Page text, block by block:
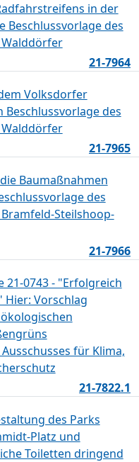
in der
Beschlussvorlage des
Walddörfer
21-7964
Volksdorfer
des
Walddörfer
21-7965
Baumaßnahmen
des
Steilshoop-
21-7966
21-0743 - "Erfolgreich
Hier: Vorschlag
für Klima,
21-7822.1
des Parks
Platz und
Toiletten dringend